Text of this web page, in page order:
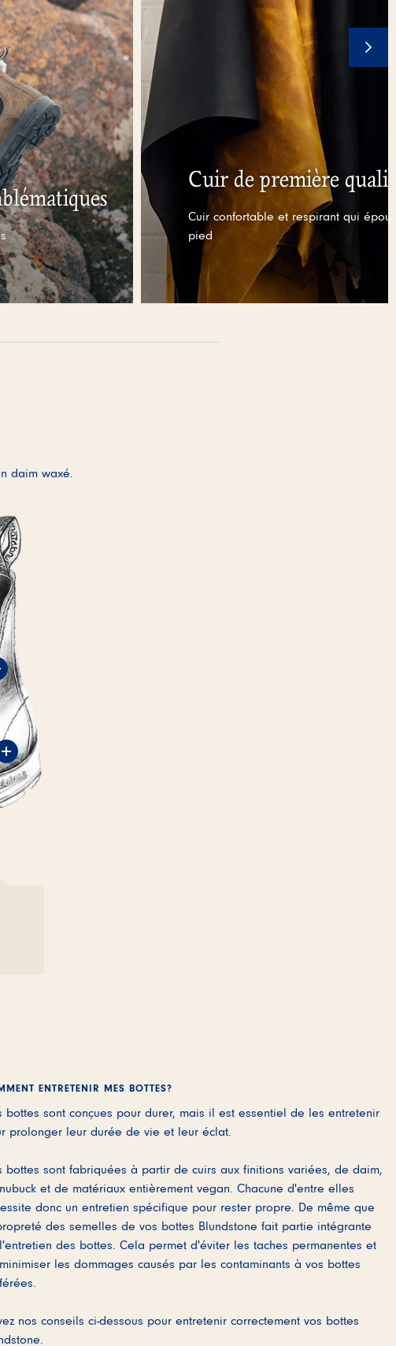
Cuir de première
Cuir confortable et respirant qui
pied
daim waxé.
ENTRETENIR MES BOTTES?
bottes sont conçues pour durer, mais il est essentiel de les entretenir
prolonger leur durée de vie et leur éclat.
bottes sont fabriquées à partir de cuirs aux finitions variées, de daim,
et de matériaux entièrement vegan. Chacune d'entre elles
donc un entretien spécifique pour rester propre. De même que
des semelles de vos bottes Blundstone fait partie intégrante
des bottes. Cela permet d'éviter les taches permanentes et
les dommages causés par les contaminants à vos bottes
nos conseils ci-dessous pour entretenir correctement vos bottes